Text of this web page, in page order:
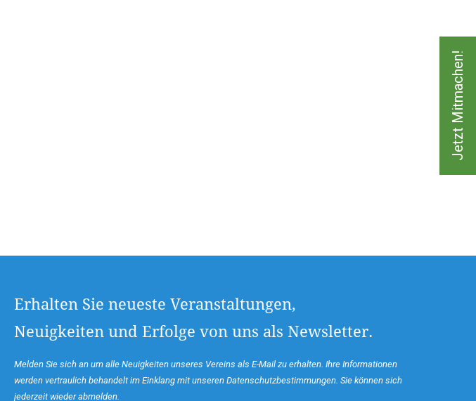
Jetzt Mitmachen!
Erhalten Sie neueste Veranstaltungen,
Neuigkeiten und Erfolge von uns als Newsletter.
Melden Sie sich an um alle Neuigkeiten unseres Vereins als E-Mail zu erhalten. Ihre Informationen
werden vertraulich behandelt im Einklang mit unseren Datenschutzbestimmungen. Sie können sich
jederzeit wieder abmelden.